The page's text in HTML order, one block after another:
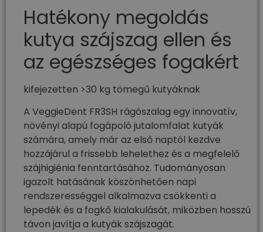
Hatékony megoldás
kutya szájszag ellen​ és
az egészséges fogakért
kifejezetten >30 kg tömegű kutyáknak
A VeggieDent FR3SH rágószalag egy innovatív,
növényi alapú fogápoló jutalomfalat kutyák
számára, amely már az első naptól kezdve
hozzájárul a frissebb lehelethez és a megfelelő
szájhigiénia fenntartásához. Tudományosan
igazolt hatásának köszönhetően napi
rendszerességgel alkalmazva csökkenti a
lepedék és a fogkő kialakulását, miközben hosszú
távon javítja a kutyák szájszagát.